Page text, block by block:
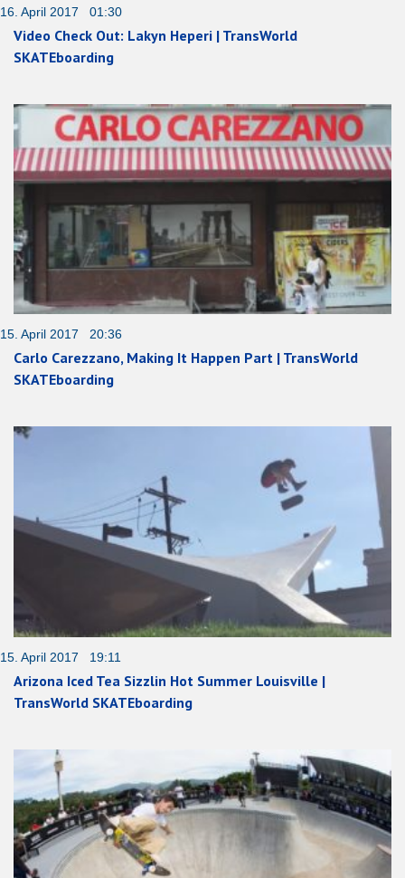
16. April 2017 01:30
Video Check Out: Lakyn Heperi | TransWorld
SKATEboarding
15. April 2017 20:36
Carlo Carezzano, Making It Happen Part | TransWorld
SKATEboarding
15. April 2017 19:11
Arizona Iced Tea Sizzlin Hot Summer Louisville |
TransWorld SKATEboarding